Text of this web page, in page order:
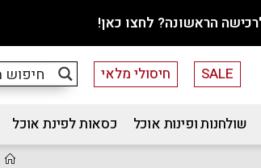
SALE חיסולי מלאי
שולחנות ופינות אוכל כסאות לפינת אוכל